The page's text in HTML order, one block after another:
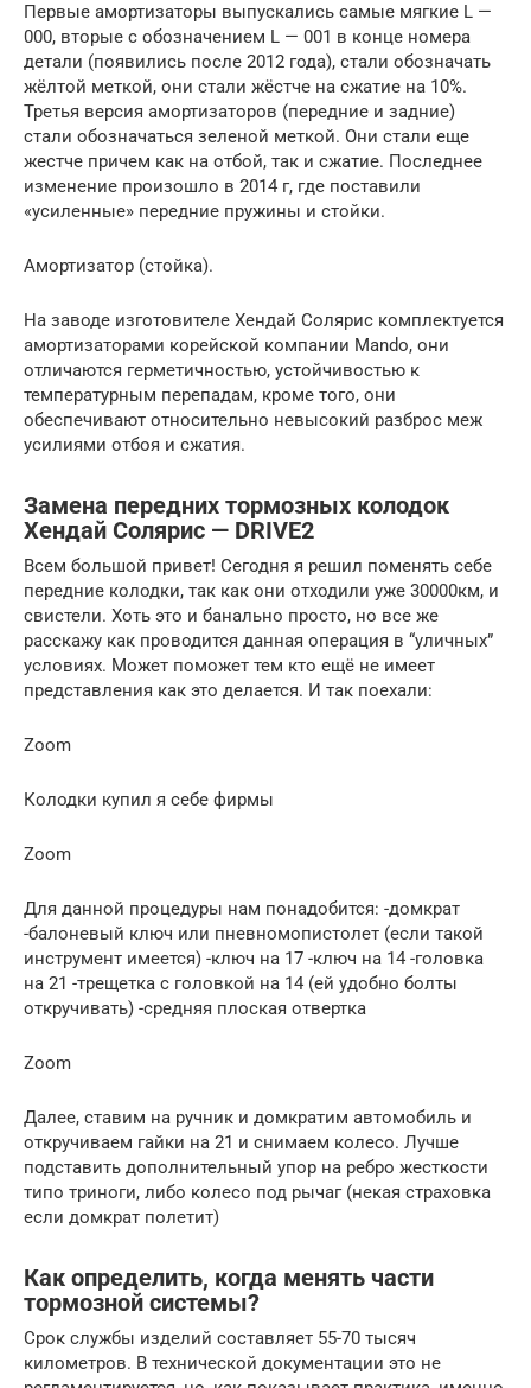
Первые амортизаторы выпускались самые мягкие L —
000, вторые с обозначением L — 001 в конце номера
детали (появились после 2012 года), стали обозначать
жёлтой меткой, они стали жёстче на сжатие на 10%.
Третья версия амортизаторов (передние и задние)
стали обозначаться зеленой меткой. Они стали еще
жестче причем как на отбой, так и сжатие. Последнее
изменение произошло в 2014 г, где поставили
«усиленные» передние пружины и стойки.
Амортизатор (стойка).
На заводе изготовителе Хендай Солярис комплектуется
амортизаторами корейской компании Mando, они
отличаются герметичностью, устойчивостью к
температурным перепадам, кроме того, они
обеспечивают относительно невысокий разброс меж
усилиями отбоя и сжатия.
Замена передних тормозных колодок
Хендай Солярис — DRIVE2
Всем большой привет! Сегодня я решил поменять себе
передние колодки, так как они отходили уже 30000км, и
свистели. Хоть это и банально просто, но все же
расскажу как проводится данная операция в “уличных”
условиях. Может поможет тем кто ещё не имеет
представления как это делается. И так поехали:
Zoom
Колодки купил я себе фирмы
Zoom
Для данной процедуры нам понадобится: -домкрат
-балоневый ключ или пневномопистолет (если такой
инструмент имеется) -ключ на 17 -ключ на 14 -головка
на 21 -трещетка с головкой на 14 (ей удобно болты
откручивать) -средняя плоская отвертка
Zoom
Далее, ставим на ручник и домкратим автомобиль и
откручиваем гайки на 21 и снимаем колесо. Лучше
подставить дополнительный упор на ребро жесткости
типо триноги, либо колесо под рычаг (некая страховка
если домкрат полетит)
Как определить, когда менять части
тормозной системы?
Срок службы изделий составляет 55-70 тысяч
километров. В технической документации это не